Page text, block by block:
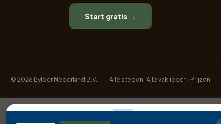
Start gratis →
© 2026 Bylder Nederland B.V. Alle steden · Alle vaklieden · Prijzen